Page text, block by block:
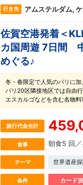
行き先 アムステルダム,
佐賀空港発着＜
カ国周遊 7日間
めぐる♪
冬・春限定で人気のパリに
パリ20区隣接地区では自由
エスカルゴなどを含む名物料
旅行代金合計
食事 朝食5 回
テーマ 世界遺産
条件 カード